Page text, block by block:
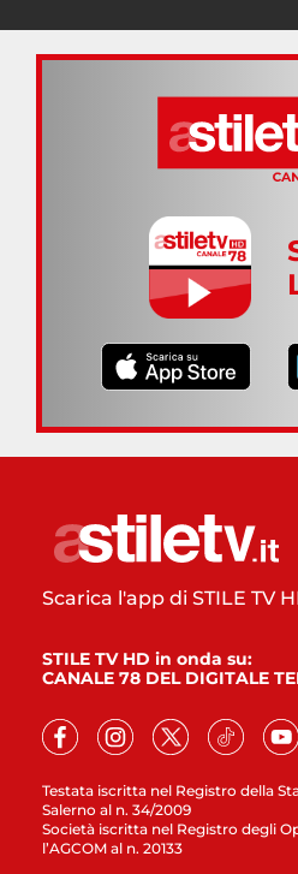
Testata iscritta nel Registro della
Salerno al n. 34/2009
Società iscritta nel Registro degli
l’AGCOM al n. 20133
Scarica l'app di STILE TV
STILE TV HD in onda su:
CANALE 78 DEL DIGITALE